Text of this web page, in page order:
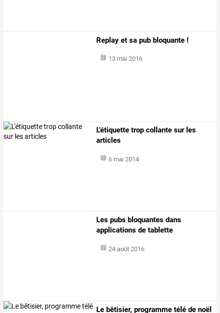
Replay et sa pub bloquante !
13 mai 2016
L'étiquette trop collante sur les
articles
6 mai 2014
Les pubs bloquantes dans
applications de tablette
24 août 2016
Le bêtisier, programme télé de noël